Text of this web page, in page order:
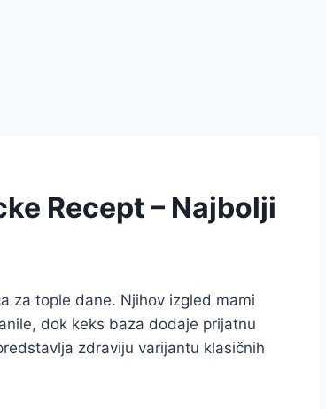
Recept – Najbolji
za tople dane. Njihov izgled mami
dok keks baza dodaje prijatnu
zdraviju varijantu klasičnih